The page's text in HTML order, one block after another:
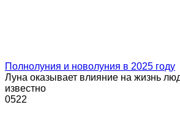
Полнолуния и новолуния в 2025 году
Луна оказывает влияние на жизнь
известно
0522